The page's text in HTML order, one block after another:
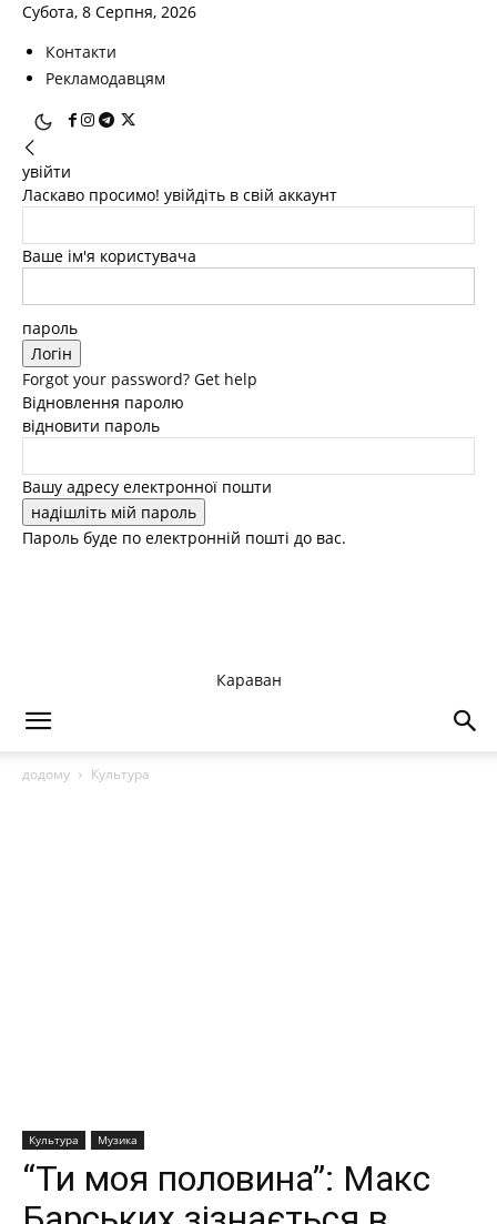
Субота, 8 Серпня, 2026
Контакти
Рекламодавцям
увійти
Ласкаво просимо! увійдіть в свій аккаунт
Ваше ім'я користувача
пароль
Forgot your password? Get help
Відновлення паролю
відновити пароль
Вашу адресу електронної пошти
Пароль буде по електронній пошті до вас.
Караван
додому Культура
Культура Музика
“Ти моя половина”: Макс